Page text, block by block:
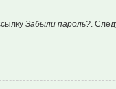
Забыли пароль?.